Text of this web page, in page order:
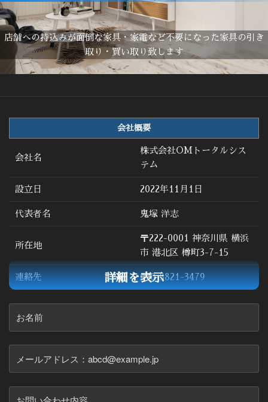
店舗への持込みが面倒な家具・家電など不要になった家具の引き
取り・買い取り致します
会社概要
会社名
株式会社OMトータルシス
テム
設立日 2022年11月1日
代表者名 鬼塚 洋志
所在地
〒222-0001 神奈川県 横浜
市 港北区 樽町3-7-15
連絡先 090-5821-3479
詳細を表示